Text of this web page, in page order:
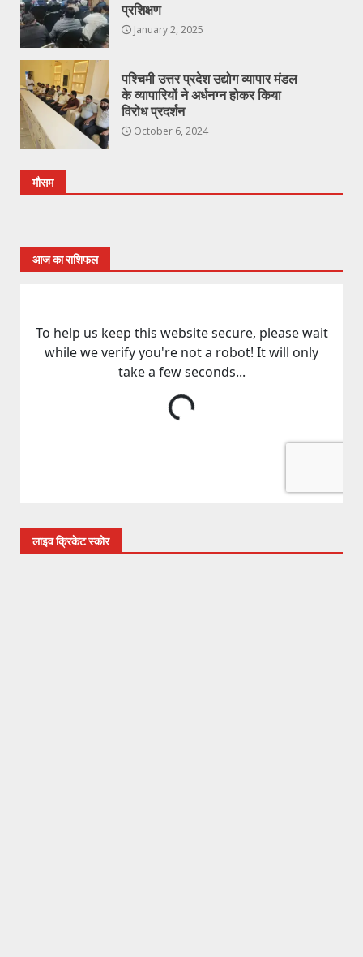
प्रशिक्षण
January 2, 2025
पश्चिमी उत्तर प्रदेश उद्योग व्यापार मंडल
के व्यापारियों ने अर्धनग्न होकर किया
विरोध प्रदर्शन
October 6, 2024
मौसम
आज का राशिफल
लाइव क्रिकेट स्कोर